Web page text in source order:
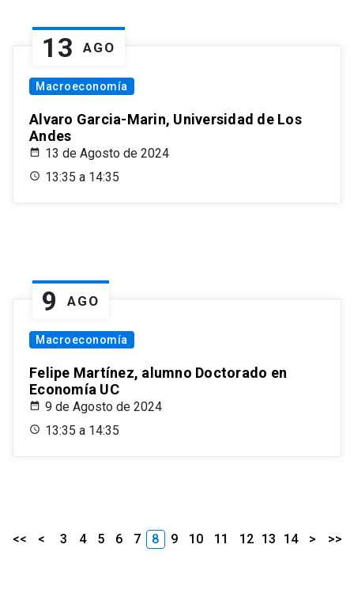
13 AGO
Macroeconomía
Alvaro Garcia-Marin, Universidad de Los
Andes
13 de Agosto de 2024
13:35 a 14:35
9 AGO
Macroeconomía
Felipe Martínez, alumno Doctorado en
Economía UC
9 de Agosto de 2024
13:35 a 14:35
<< < 3 4 5 6 7 8 9 10 11 12 13 14 > >>